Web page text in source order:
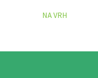
NA VRH